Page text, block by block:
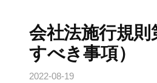
会社法施行規
すべき事項）
2022-08-19